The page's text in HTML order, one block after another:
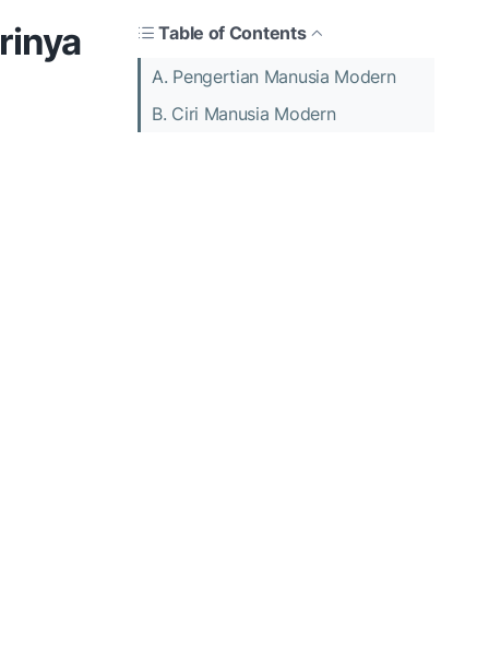
Table of Contents
A. Pengertian Manusia Modern
B. Ciri Manusia Modern